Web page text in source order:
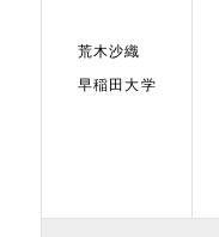
荒木沙織
早稲田大学